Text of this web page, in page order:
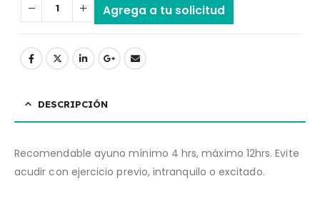
Agrega a tu solicitud
DESCRIPCIÓN
Recomendable ayuno mínimo 4 hrs, máximo 12hrs. Evite
acudir con ejercicio previo, intranquilo o excitado.